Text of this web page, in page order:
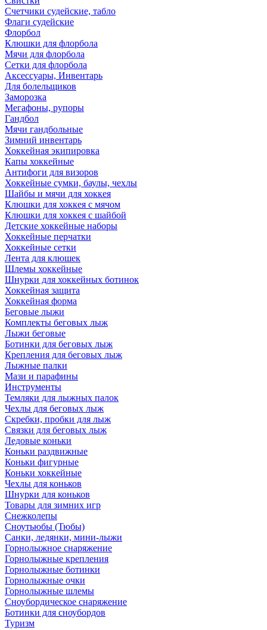
Счетчики судейские, табло
Флаги судейские
Флорбол
Клюшки для флорбола
Мячи для флорбола
Сетки для флорбола
Аксессуары, Инвентарь
Для болельщиков
Заморозка
Мегафоны, рупоры
Гандбол
Мячи гандбольные
Зимний инвентарь
Хоккейная экипировка
Капы хоккейные
Антифоги для визоров
Хоккейные сумки, баулы, чехлы
Шайбы и мячи для хоккея
Клюшки для хоккея с мячом
Клюшки для хоккея с шайбой
Детские хоккейные наборы
Хоккейные перчатки
Хоккейные сетки
Лента для клюшек
Шлемы хоккейные
Шнурки для хоккейных ботинок
Хоккейная защита
Хоккейная форма
Беговые лыжи
Комплекты беговых лыж
Лыжи беговые
Ботинки для беговых лыж
Крепления для беговых лыж
Лыжные палки
Мази и парафины
Инструменты
Темляки для лыжных палок
Чехлы для беговых лыж
Скребки, пробки для лыж
Связки для беговых лыж
Ледовые коньки
Коньки раздвижные
Коньки фигурные
Коньки хоккейные
Чехлы для коньков
Шнурки для коньков
Товары для зимних игр
Снежколепы
Сноутьюбы (Тюбы)
Санки, ледянки, мини-лыжи
Горнолыжное снаряжение
Горнолыжные крепления
Горнолыжные ботинки
Горнолыжные очки
Горнолыжные шлемы
Сноубордическое снаряжение
Ботинки для сноубордов
Туризм